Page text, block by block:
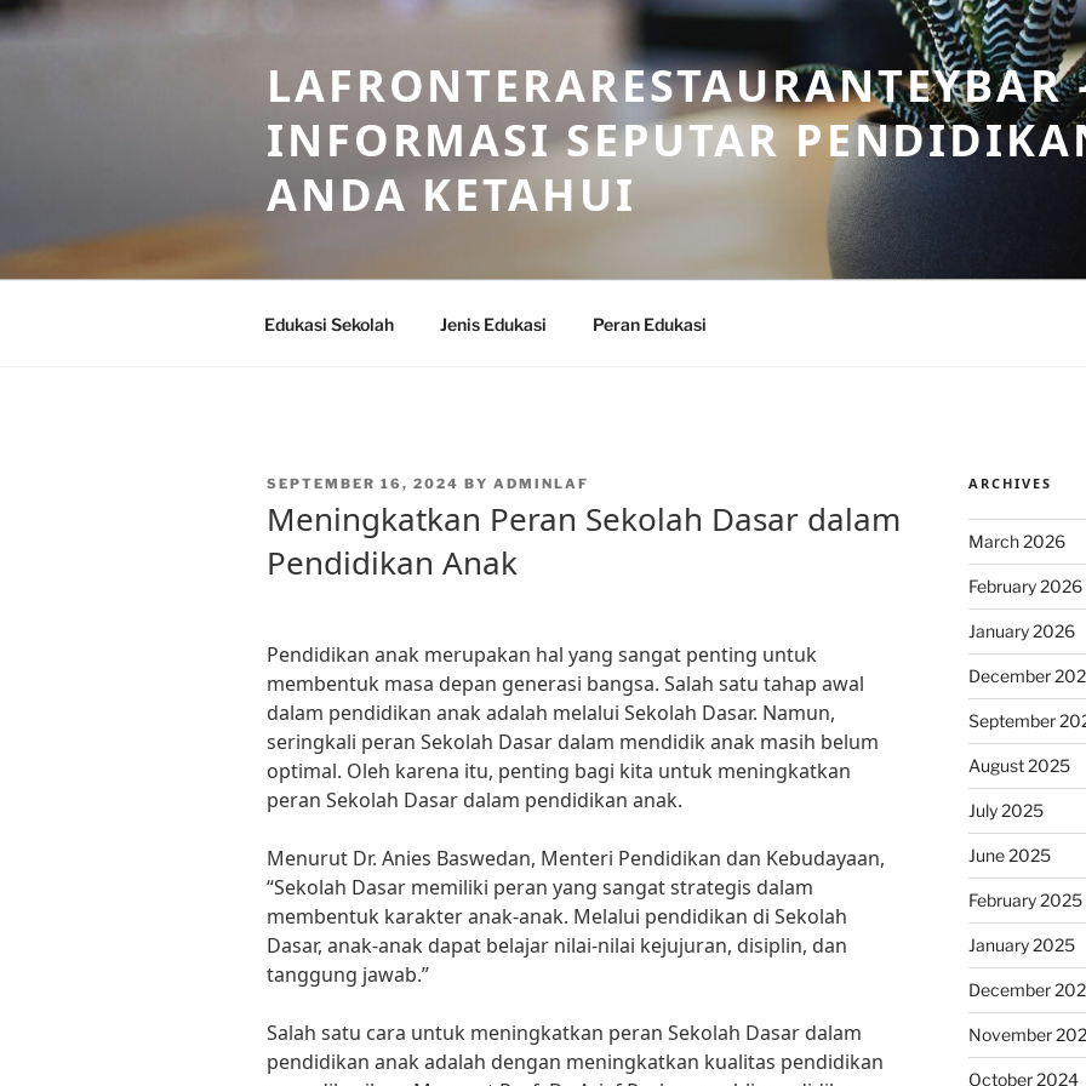
Skip
to
LAFRONTERARESTAURANTEYBAR
INFORMASI SEPUTAR
ANDA KETAHUI
Edukasi Sekolah Jenis Edukasi Peran Edukasi
POSTED
SEPTEMBER 16, 2024 BY ADMINLAF
Meningkatkan Peran Sekolah Dasar dalam
Pendidikan Anak
Pendidikan anak merupakan hal yang sangat penting untuk
membentuk masa depan generasi bangsa. Salah satu tahap awal
dalam pendidikan anak adalah melalui Sekolah Dasar. Namun,
seringkali peran Sekolah Dasar dalam mendidik anak masih belum
optimal. Oleh karena itu, penting bagi kita untuk meningkatkan
peran Sekolah Dasar dalam pendidikan anak.
Menurut Dr. Anies Baswedan, Menteri Pendidikan dan Kebudayaan,
“Sekolah Dasar memiliki peran yang sangat strategis dalam
membentuk karakter anak-anak. Melalui pendidikan di Sekolah
Dasar, anak-anak dapat belajar nilai-nilai kejujuran, disiplin, dan
tanggung jawab.”
Salah satu cara untuk meningkatkan peran Sekolah Dasar dalam
pendidikan anak adalah dengan meningkatkan kualitas pendidikan
ARCHIVES
March 2026
February 2026
January 2026
December
September
August 2025
July 2025
June 2025
February 2025
January 2025
December
November
October 2024